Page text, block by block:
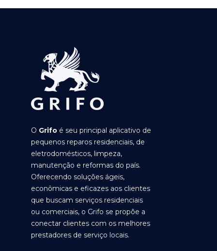
O Grifo é seu principal aplicativo de
pequenos reparos residenciais, de
eletrodomésticos, limpeza,
manutenção e reformas do país.
Oferecendo soluções ágeis,
econômicas e eficazes aos clientes
que buscam serviços residenciais
ou comerciais, o Grifo se propõe a
conectar clientes com os melhores
prestadores de serviço locais.